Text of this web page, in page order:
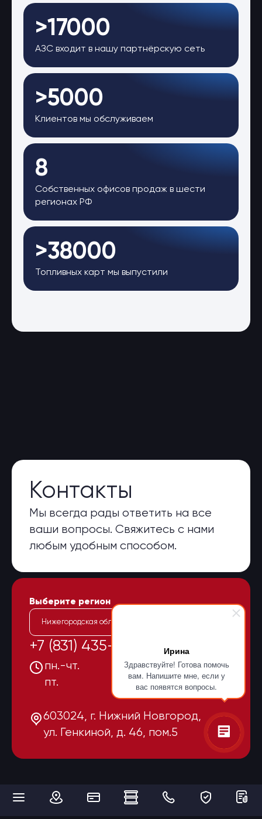
Ирина
Здравствуйте! Готова помочь
вам. Напишите мне, если у
вас появятся вопросы.
>17000
АЗС входит в нашу партнёрскую сеть
>5000
Клиентов мы обслуживаем
8
Собственных офисов продаж в шести
регионах РФ
>38000
Топливных карт мы выпустили
Контакты
Мы всегда рады ответить на все
ваши вопросы. Свяжитесь с нами
любым удобным способом.
Выберите регион
Нижегородская область
+7 (831) 435-15-55
пн.-чт.
пт.
08:00-17:00
08:00-16:00
603024, г. Нижний Новгород,
ул. Генкиной, д. 46, пом.5